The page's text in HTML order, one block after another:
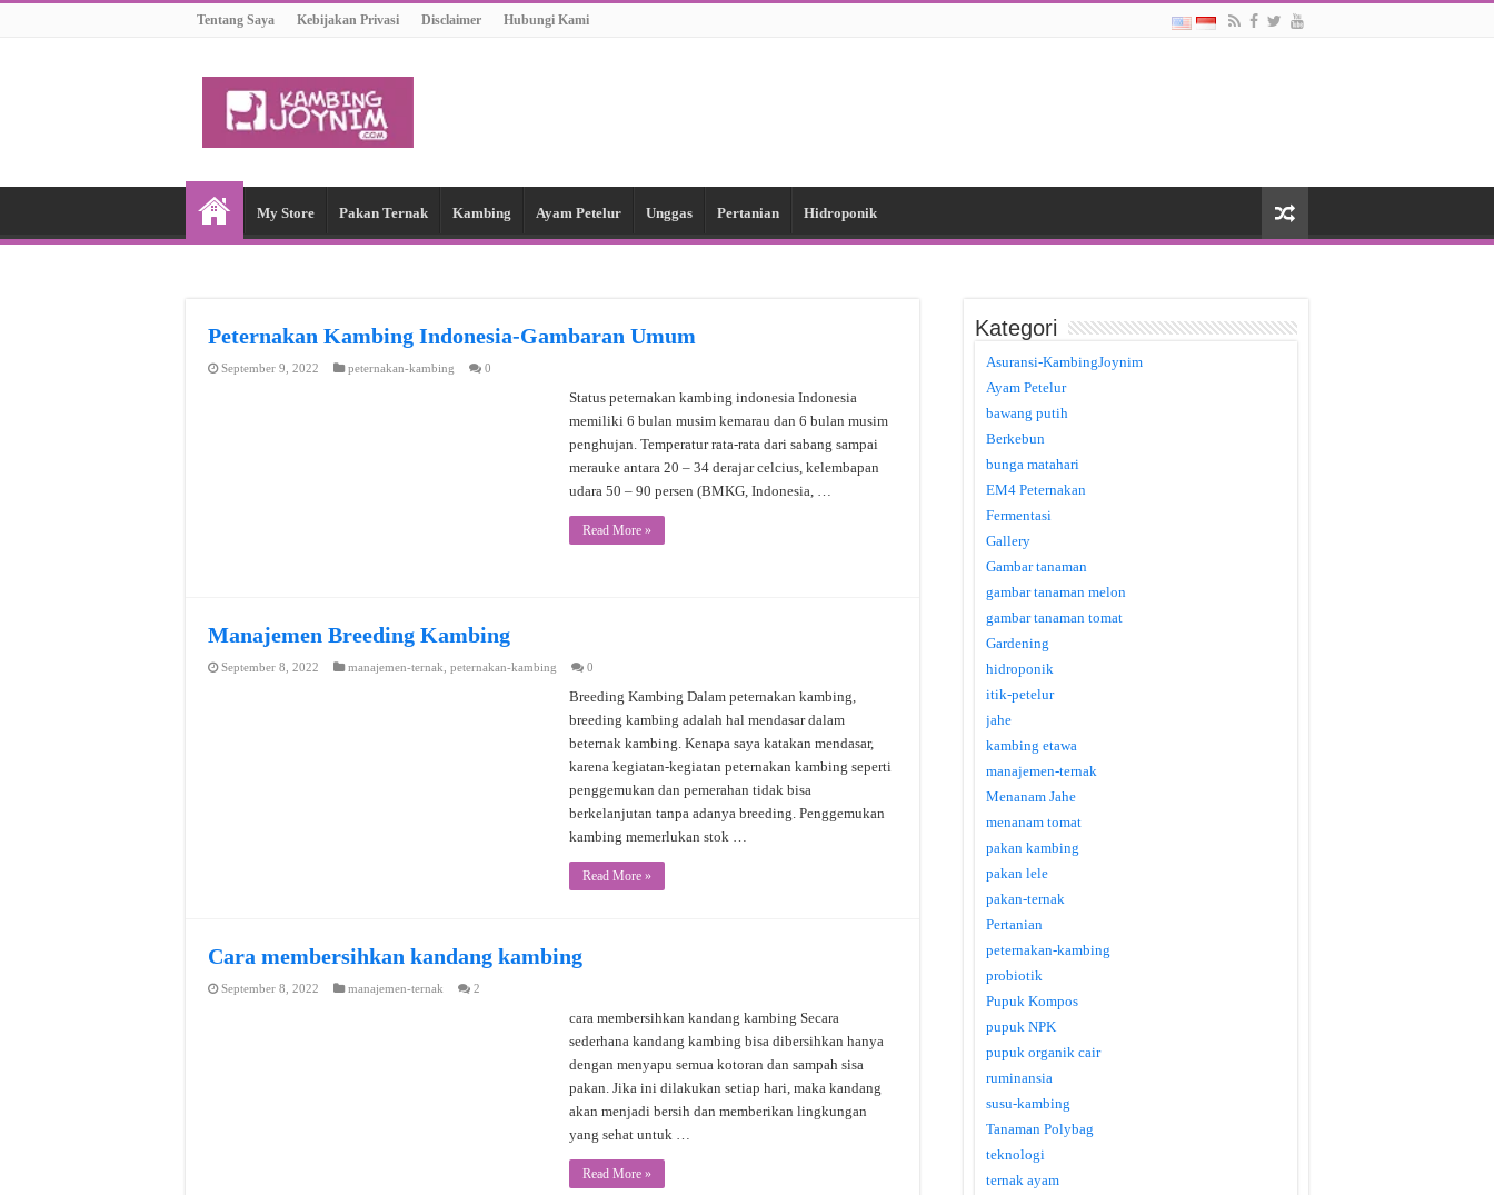
Tentang Saya Kebijakan Privasi Disclaimer Hubungi Kami
My Store Pakan Ternak Kambing Ayam Petelur Unggas Pertanian Hidroponik
Peternakan Kambing Indonesia-Gambaran Umum
September 9, 2022 peternakan-kambing 0
Status peternakan kambing indonesia Indonesia
memiliki 6 bulan musim kemarau dan 6 bulan musim
penghujan. Temperatur rata-rata dari sabang sampai
merauke antara 20 – 34 derajar celcius, kelembapan
udara 50 – 90 persen (BMKG, Indonesia, …
Read More »
Manajemen Breeding Kambing
September 8, 2022 manajemen-ternak peternakan-kambing 0
Breeding Kambing Dalam peternakan kambing,
breeding kambing adalah hal mendasar dalam
beternak kambing. Kenapa saya katakan mendasar,
karena kegiatan-kegiatan peternakan kambing seperti
penggemukan dan pemerahan tidak bisa
berkelanjutan tanpa adanya breeding. Penggemukan
kambing memerlukan stok …
Read More »
Cara membersihkan kandang kambing
September 8, 2022 manajemen-ternak 2
cara membersihkan kandang kambing Secara
sederhana kandang kambing bisa dibersihkan hanya
dengan menyapu semua kotoran dan sampah sisa
pakan. Jika ini dilakukan setiap hari, maka kandang
akan menjadi bersih dan memberikan lingkungan
yang sehat untuk …
Read More »
Kategori
Asuransi-KambingJoynim
Ayam Petelur
bawang putih
Berkebun
bunga matahari
EM4 Peternakan
Fermentasi
Gallery
Gambar tanaman
gambar tanaman melon
gambar tanaman tomat
Gardening
hidroponik
itik-petelur
jahe
kambing etawa
manajemen-ternak
Menanam Jahe
menanam tomat
pakan kambing
pakan lele
pakan-ternak
Pertanian
peternakan-kambing
probiotik
Pupuk Kompos
pupuk NPK
pupuk organik cair
ruminansia
susu-kambing
Tanaman Polybag
teknologi
ternak ayam